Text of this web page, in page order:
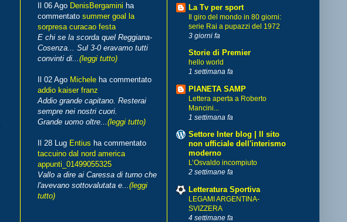
Il 06 Ago DenisBergamini ha
commentato summer goal la
sorpresa curacao festa
E chi se la scorda quel Reggiana-
Cosenza... Sul 3-0 eravamo tutti
convinti di... (leggi tutto)
Il 02 Ago Michele ha commentato
addio kaiser franz
Addio grande capitano. Resterai
sempre nei nostri cuori.
Grande uomo oltre... (leggi tutto)
Il 28 Lug Entius ha commentato
taccuino dal nord america
appunti_01499055325
Vallo a dire ai Caressa di turno che
l'avevano sottovalutata e... (leggi
tutto)
La Tv per sport
Il giro del mondo in 80 giorni:
serie Rai a pupazzi del 1972
3 giorni fa
Storie di Premier
hello world
1 settimana fa
PIANETA SAMP
Lettera aperta a Roberto
Mancini...
1 settimana fa
Settore Inter blog | Il sito
non ufficiale dell'interismo
moderno
L’Osvaldo incompiuto
2 settimane fa
Letteratura Sportiva
LEGAMI ARGENTINA-
SVIZZERA
4 settimane fa